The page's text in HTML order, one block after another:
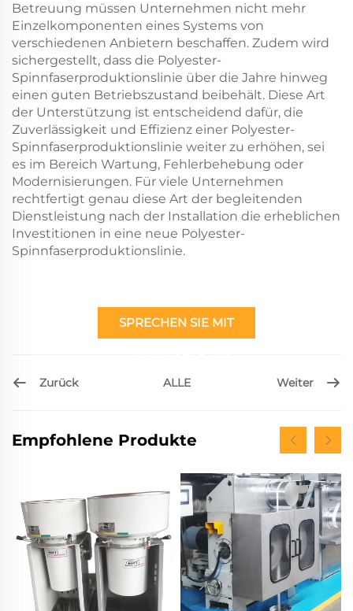
Betreuung müssen Unternehmen nicht mehr
Einzelkomponenten eines Systems von
verschiedenen Anbietern beschaffen. Zudem wird
sichergestellt, dass die Polyester-
Spinnfaserproduktionslinie über die Jahre hinweg
einen guten Betriebszustand beibehält. Diese Art
der Unterstützung ist entscheidend dafür, die
Zuverlässigkeit und Effizienz einer Polyester-
Spinnfaserproduktionslinie weiter zu erhöhen, sei
es im Bereich Wartung, Fehlerbehebung oder
Modernisierungen. Für viele Unternehmen
rechtfertigt genau diese Art der begleitenden
Dienstleistung nach der Installation die erheblichen
Investitionen in eine neue Polyester-
Spinnfaserproduktionslinie.
SPRECHEN SIE MIT
Zurück ALLE Weiter
Empfohlene Produkte